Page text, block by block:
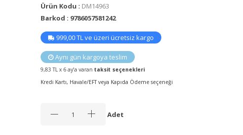
Ürün Kodu : DM14963
Barkod : 9786057581242
999,00 TL ve üzeri ücretsiz kargo
Aynı gün kargoya teslim
9,83 TL x 6 ay’a varan taksit seçenekleri
Kredi Kartı, Havale/EFT veya Kapıda Ödeme seçeneği
Adet